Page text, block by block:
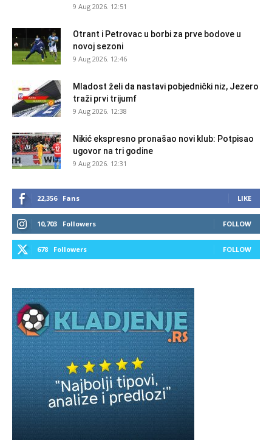
9 Aug 2026. 12:51
Otrant i Petrovac u borbi za prve bodove u
novoj sezoni
9 Aug 2026. 12:46
Mladost želi da nastavi pobjednički niz, Jezero
traži prvi trijumf
9 Aug 2026. 12:38
Nikić ekspresno pronašao novi klub: Potpisao
ugovor na tri godine
9 Aug 2026. 12:31
22,356 Fans LIKE
10,703 Followers FOLLOW
678 Followers FOLLOW